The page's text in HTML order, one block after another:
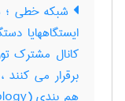
شبکه خطی ؛
ایستگاههایا
کانال مشترک
برقرار می